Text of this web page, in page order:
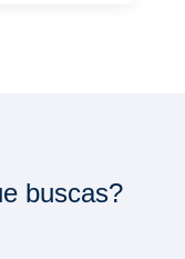
buscas?